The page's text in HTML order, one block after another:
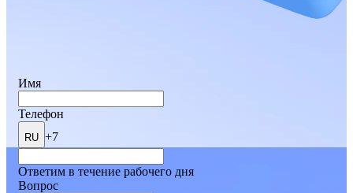
Имя
Телефон
RU +7
Ответим в течение рабочего дня
Вопрос